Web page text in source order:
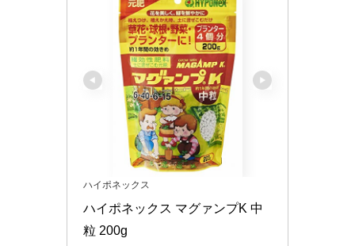
ハイポネックス
ハイポネックス マグァンプK 中
粒 200g